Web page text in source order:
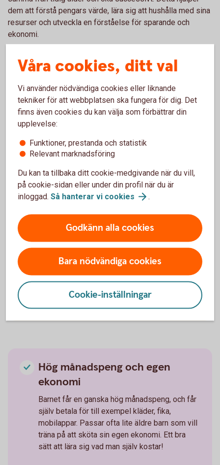
dem att förstå pengars värde, lära sig att hushålla med sina
resurser och utveckla en förståelse för sparande och
ekonomi.
Liten veckopeng för småköp
Barnet får ganska låg veckopeng för småköp,
men slipper betala för större saker som bio,
kläder och fika. Passar ofta yngre barn som
just har börjat få veckopeng och som ska träna
på att hantera den.
Baspeng med chans till
extrapengar
Barnet får en baspeng, med chans till mer
pengar genom att hjälpa till hemma. Kanske
städa badrummet, passa småsyskon eller laga
Hög månadspeng och egen
ekonomi
Barnet får en ganska hög månadspeng, och får
själv betala för till exempel kläder, fika,
mobilappar. Passar ofta lite äldre barn som vill
träna på att sköta sin egen ekonomi. Ett bra
sätt att lära sig vad man själv kostar!
Våra cookies, ditt val
Vi använder nödvändiga cookies eller liknande
tekniker för att webbplatsen ska fungera för dig. Det
finns även cookies du kan välja som förbättrar din
upplevelse:
Funktioner, prestanda och statistik
Relevant marknadsföring
Du kan ta tillbaka ditt cookie-medgivande när du vill,
på cookie-sidan eller under din profil när du är
inloggad. Så hanterar vi cookies .
Godkänn alla cookies
Bara nödvändiga cookies
Cookie-inställningar